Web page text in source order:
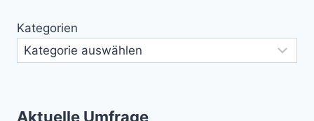
Kategorien
Aktuelle Umfrage